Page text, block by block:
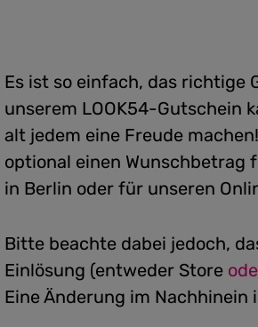
Es ist so einfach, das richtige
unserem LOOK54-Gutschein
alt jedem eine Freude
optional einen Wunschbetrag
in Berlin oder für unseren
Bitte beachte dabei jedoch,
Einlösung (entweder Store
Eine Änderung im